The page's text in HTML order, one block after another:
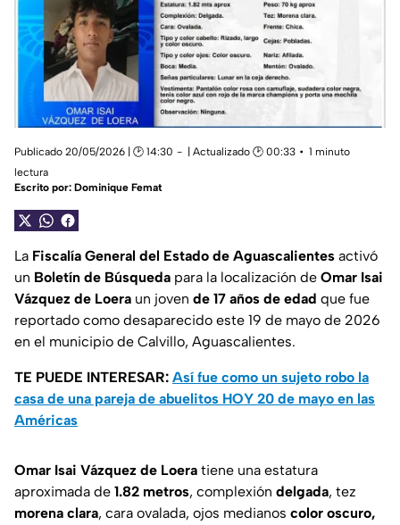
Publicado 20/05/2026 | 🕑 14:30 | Actualizado 🕑 00:33
1 minuto
lectura
Escrito por: Dominique Femat
La Fiscalía General del Estado de Aguascalientes activó
un Boletín de Búsqueda para la localización de Omar Isai
Vázquez de Loera un joven de 17 años de edad que fue
reportado como desaparecido este 19 de mayo de 2026
en el municipio de Calvillo, Aguascalientes.
TE PUEDE INTERESAR: Así fue como un sujeto robo la
casa de una pareja de abuelitos HOY 20 de mayo en las
Américas
Omar Isai Vázquez de Loera tiene una estatura
aproximada de 1.82 metros, complexión delgada, tez
morena clara, cara ovalada, ojos medianos color oscuro,